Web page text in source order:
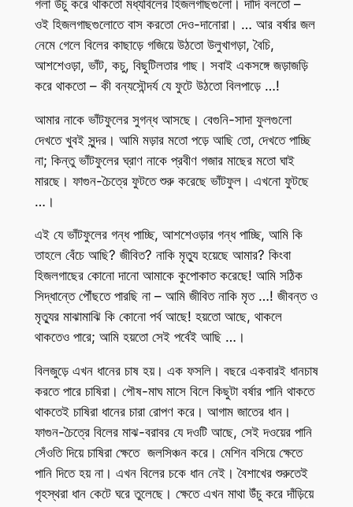
গলা উঁচু করে থাকতো মধ্যবিলের হিজলগাছগুলো। দাদি বলতো –
ওই হিজলগাছগুলোতে বাস করতো দেও-দানোরা। … আর বর্ষার জল
নেমে গেলে বিলের কাছাড়ে গজিয়ে উঠতো উলুখাগড়া, বৈচি,
আশশেওড়া, ভাঁট, কচু, বিছুটিলতার গাছ। সবাই একসঙ্গে জড়াজড়ি
করে থাকতো – কী বন্যসৌন্দর্য যে ফুটে উঠতো বিলপাড়ে …!
আমার নাকে ভাঁটফুলের সুগন্ধ আসছে। বেগুনি-সাদা ফুলগুলো
দেখতে খুবই সুন্দর। আমি মড়ার মতো পড়ে আছি তো, দেখতে পাচ্ছি
না; কিন্তু ভাঁটফুলের ঘ্রাণ নাকে প্রবীণ গজার মাছের মতো ঘাই
মারছে। ফাগুন-চৈত্রে ফুটতে শুরু করেছে ভাঁটফুল। এখনো ফুটছে
…।
এই যে ভাঁটফুলের গন্ধ পাচ্ছি, আশশেওড়ার গন্ধ পাচ্ছি, আমি কি
তাহলে বেঁচে আছি? জীবিত? নাকি মৃত্যু হয়েছে আমার? কিংবা
হিজলগাছের কোনো দানো আমাকে কুপোকাত করেছে! আমি সঠিক
সিদ্ধান্তে পৌঁছতে পারছি না – আমি জীবিত নাকি মৃত …! জীবন্ত ও
মৃত্যুর মাঝামাঝি কি কোনো পর্ব আছে! হয়তো আছে, থাকলে
থাকতেও পারে; আমি হয়তো সেই পর্বেই আছি …।
বিলজুড়ে এখন ধানের চাষ হয়। এক ফসলি। বছরে একবারই ধানচাষ
করতে পারে চাষিরা। পৌষ-মাঘ মাসে বিলে কিছুটা বর্ষার পানি থাকতে
থাকতেই চাষিরা ধানের চারা রোপণ করে। আগাম জাতের ধান।
ফাগুন-চৈত্রে বিলের মাঝ-বরাবর যে দওটি আছে, সেই দওয়ের পানি
সেঁওতি দিয়ে চাষিরা ক্ষেতে জলসিঞ্চন করে। মেশিন বসিয়ে ক্ষেতে
পানি দিতে হয় না। এখন বিলের চকে ধান নেই। বৈশাখের শুরুতেই
গৃহস্থরা ধান কেটে ঘরে তুলেছে। ক্ষেতে এখন মাথা উঁচু করে দাঁড়িয়ে